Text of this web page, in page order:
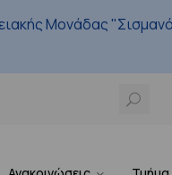
Μονάδας